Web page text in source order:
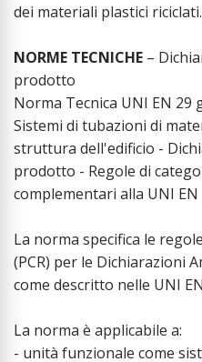
dei materiali plastici riciclati.
NORME TECNICHE –
prodotto
Norma Tecnica UNI EN 29
Sistemi di tubazioni di
struttura dell'edificio -
prodotto - Regole di
complementari alla UNI EN
La norma specifica le
(PCR) per le Dichiarazioni
come descritto nelle UNI
La norma è applicabile a:
- unità funzionale come